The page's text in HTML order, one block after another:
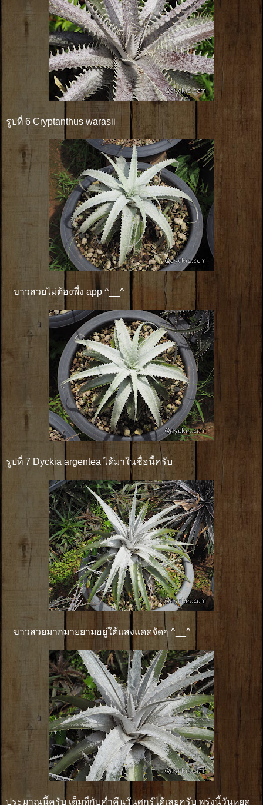
รูปที่ 6 Cryptanthus warasii
ขาวสวยไม่ต้องพึ่ง app ^__^
รูปที่ 7 Dyckia argentea ได้มาในชื่อนี้ครับ
ขาวสวยมากมายยามอยู่ใต้แสงแดดจัดๆ ^__^
ประมาณนี้ครับ เต็มที่กับค่ำคืนวันศุกร์ได้เลยครับ พรุ่งนี้วันหยุด